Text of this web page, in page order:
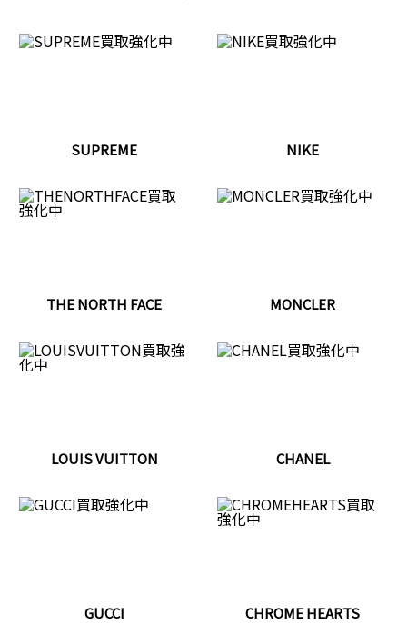
SUPREME NIKE
THE NORTH FACE MONCLER
LOUIS VUITTON CHANEL
GUCCI CHROME HEARTS